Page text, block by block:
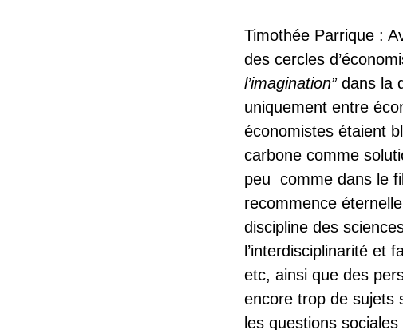
Timothée Parrique :
des cercles
l’imagination”dans la
uniquement entre
économistes étaient
carbone comme
peu comme dans le
recommence
discipline des
l’interdisciplinarité et
etc, ainsi que des
encore trop de sujets
les questions